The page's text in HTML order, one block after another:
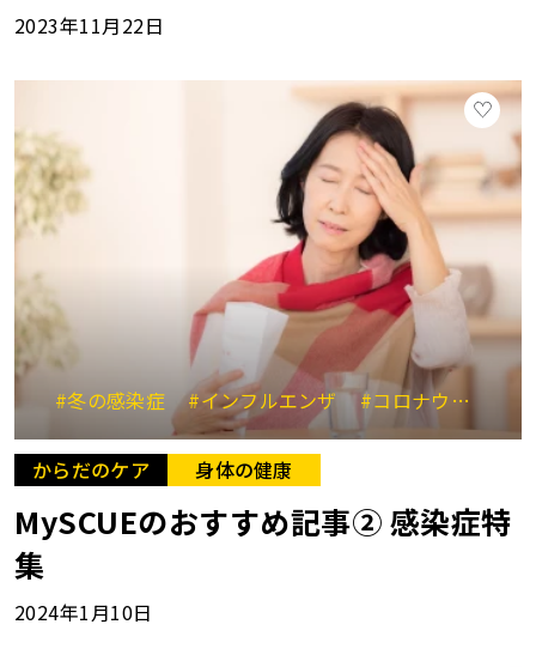
2023年11月22日
#冬の感染症 #インフルエンザ #コロナウイルス
からだのケア 身体の健康
MySCUEのおすすめ記事② 感染症特
集
2024年1月10日